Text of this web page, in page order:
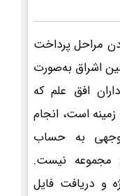
مراحل پرداخت
اشراق به‌صورت
افق علم که
است، انجام
به حساب
مجموعه نیست.
و دریافت فایل